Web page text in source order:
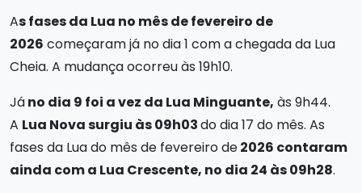
As fases da Lua no mês de fevereiro de
2026 começaram já no dia 1 com a chegada da Lua
Cheia. A mudança ocorreu às 19h10.
Jáno dia 9 foi a vez da Lua Minguante, às 9h44.
A Lua Nova surgiu às 09h03do dia 17 do mês. As
fases da Lua do mês de fevereiro de2026 contaram
ainda com a Lua Crescente, no dia 24 às 09h28.